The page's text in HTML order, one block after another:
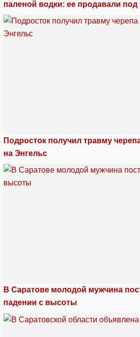
паленой водки: ее продавали
Подросток получил травму
на Энгельс
В Саратове молодой мужчина
падении с высоты